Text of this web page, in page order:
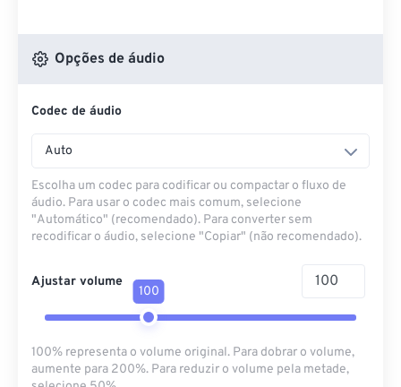
Opções de áudio
Codec de áudio
Auto
Escolha um codec para codificar ou compactar o fluxo de
áudio. Para usar o codec mais comum, selecione
"Automático" (recomendado). Para converter sem
recodificar o áudio, selecione "Copiar" (não recomendado).
Ajustar volume
100
100% representa o volume original. Para dobrar o volume,
aumente para 200%. Para reduzir o volume pela metade,